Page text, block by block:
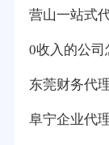
营山一站式
0收入的公司
东莞财务代
阜宁企业代